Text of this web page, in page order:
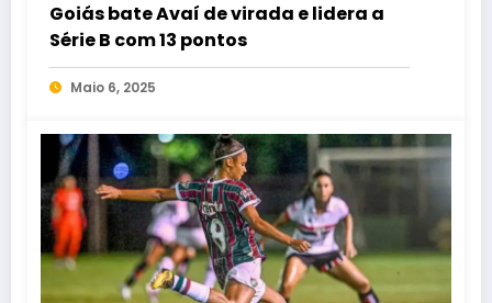
Goiás bate Avaí de virada e lidera a
Série B com 13 pontos
Maio 6, 2025